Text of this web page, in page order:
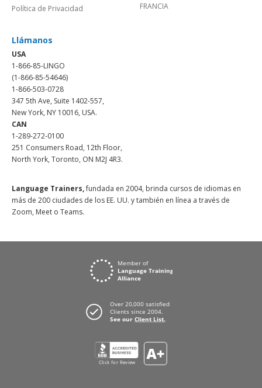
Política de Privacidad
FRANCIA
Llámanos
USA
1-866-85-LINGO
(1-866-85-54646)
1-866-503-0728
347 5th Ave, Suite 1402-557,
New York, NY 10016, USA.
CAN
1-289-272-0100
251 Consumers Road, 12th Floor,
North York, Toronto, ON M2J 4R3.
Language Trainers,fundada en 2004, brinda cursos de idiomas en
más de 200 ciudades de los EE. UU. y también en línea a través de
Zoom, Meet o Teams.